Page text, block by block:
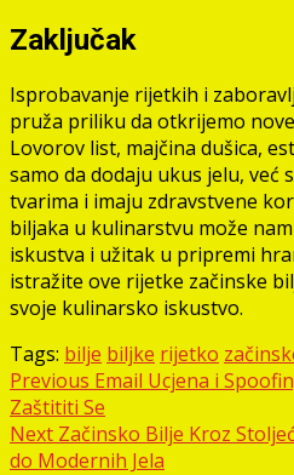
Zaključak
Isprobavanje rijetkih i
pruža priliku da otkrijemo
Lovorov list, majčina dušica,
samo da dodaju ukus jelu, već
tvarima i imaju zdravstvene
biljaka u kulinarstvu može
iskustva i užitak u pripremi
istražite ove rijetke začinske
svoje kulinarsko iskustvo.
Tags: bilje biljke rijetko
Post
navigation
Previous Email Ucjena i
Zaštititi Se
Next Začinsko Bilje Kroz
do Modernih Jela